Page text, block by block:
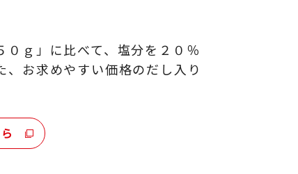
ｇ」に比べて、塩分を２０％
お求めやすい価格のだし入り